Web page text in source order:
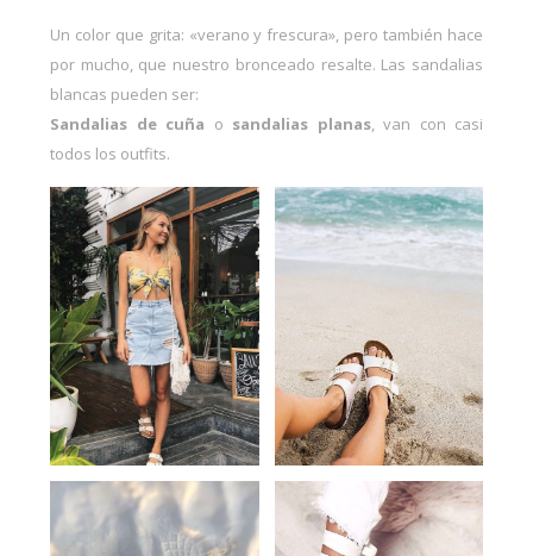
Un color que grita: «verano y frescura», pero también hace
por mucho, que nuestro bronceado resalte. Las sandalias
blancas pueden ser:
Sandalias de cuña o sandalias planas, van con casi
todos los outfits.